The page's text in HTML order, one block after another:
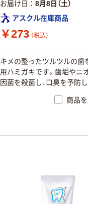
お届け日
8月8日（土）
アスクル在庫商品
￥273 （税込）
キメの整ったツルツルの歯
用ハミガキです。歯垢やニ
因菌を殺菌し、口臭を予防
商品